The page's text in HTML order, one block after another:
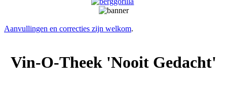
Aanvullingen en correcties zijn welkom.
Vin-O-Theek 'Nooit Gedacht'